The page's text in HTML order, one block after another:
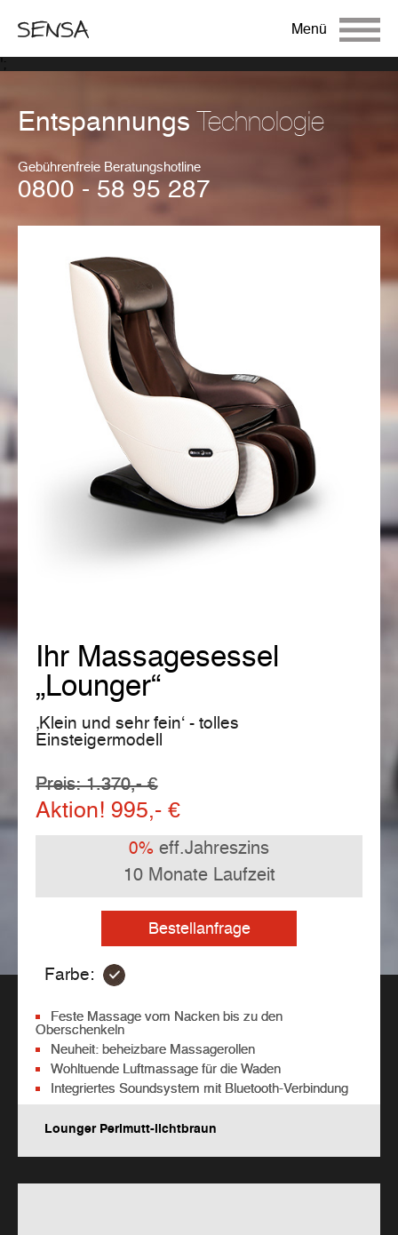
Menü
';
Entspannungs Technologie
Gebührenfreie Beratungshotline
0800 - 58 95 287
Ihr Massagesessel
„Lounger“
‚Klein und sehr fein‘ - tolles
Einsteigermodell
Preis: 1.370,- €
Aktion! 995,- €
0% eff.Jahreszins
10 Monate Laufzeit
Bestellanfrage
Farbe:
Feste Massage vom Nacken bis zu den
Oberschenkeln
Neuheit: beheizbare Massagerollen
Wohltuende Luftmassage für die Waden
Integriertes Soundsystem mit Bluetooth-Verbindung
Lounger Perlmutt-lichtbraun